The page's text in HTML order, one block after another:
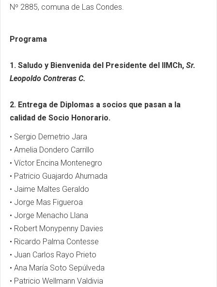
Nº 2885, comuna de Las Condes.
Programa
1. Saludo y Bienvenida del Presidente del IIMCh, Sr.
Leopoldo Contreras C.
2. Entrega de Diplomas a socios que pasan a la
calidad de Socio Honorario.
• Sergio Demetrio Jara
• Amelia Dondero Carrillo
• Víctor Encina Montenegro
• Patricio Guajardo Ahumada
• Jaime Maltes Geraldo
• Jorge Mas Figueroa
• Jorge Menacho Llana
• Robert Monypenny Davies
• Ricardo Palma Contesse
• Juan Carlos Rayo Prieto
• Ana María Soto Sepúlveda
• Patricio Wellmann Valdivia